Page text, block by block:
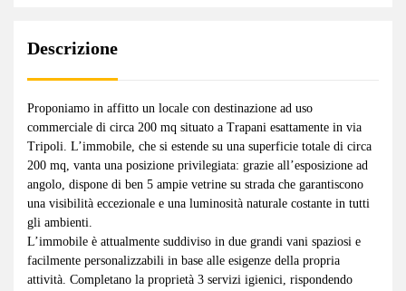
Descrizione
Proponiamo in affitto un locale con destinazione ad uso
commerciale di circa 200 mq situato a Trapani esattamente in via
Tripoli. L’immobile, che si estende su una superficie totale di circa
200 mq, vanta una posizione privilegiata: grazie all’esposizione ad
angolo, dispone di ben 5 ampie vetrine su strada che garantiscono
una visibilità eccezionale e una luminosità naturale costante in tutti
gli ambienti.
L’immobile è attualmente suddiviso in due grandi vani spaziosi e
facilmente personalizzabili in base alle esigenze della propria
attività. Completano la proprietà 3 servizi igienici, rispondendo